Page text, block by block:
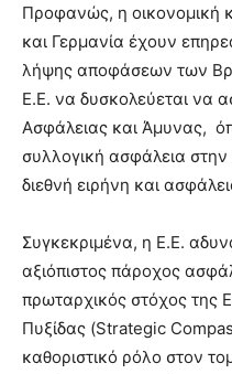
Προφανώς, η οικονομική
και Γερμανία έχουν
λήψης αποφάσεων των
Ε.Ε. να δυσκολεύεται να
Ασφάλειας και Άμυνας,
συλλογική ασφάλεια
διεθνή ειρήνη και
Συγκεκριμένα, η Ε.Ε.
αξιόπιστος πάροχος
πρωταρχικός στόχος της
Πυξίδας (Strategic
καθοριστικό ρόλο στον